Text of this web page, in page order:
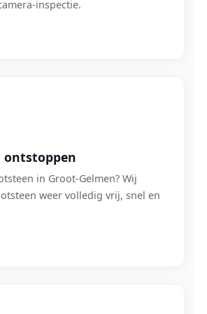
inspectie.
ontstoppen
in Groot-Gelmen? Wij
weer volledig vrij, snel en